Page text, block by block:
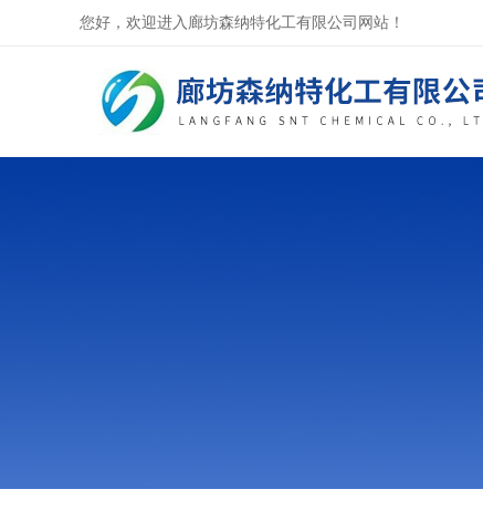
您好，欢迎进入廊坊森纳特化工有限公司网站！